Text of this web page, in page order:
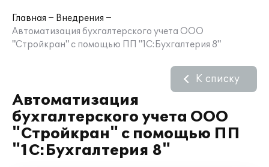
Главная
Внедрения
Автоматизация бухгалтерского учета ООО
"Стройкран" с помощью ПП "1С:Бухгалтерия 8"
Автоматизация
бухгалтерского учета ООО
"Стройкран" с помощью ПП
"1С:Бухгалтерия 8"
К списку